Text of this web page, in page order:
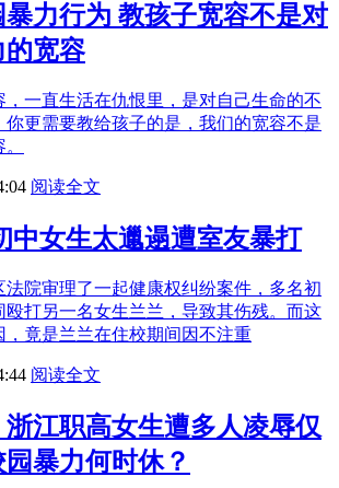
力行为 教孩子宽容不是对
的宽容
，一直生活在仇恨里，是对自己生命的不
你更需要教给孩子的是，我们的宽容不是
阅读全文
中女生太邋遢遭室友暴打
法院审理了一起健康权纠纷案件，多名初
殴打另一名女生兰兰，导致其伤残。而这
，竟是兰兰在住校期间因不注重
阅读全文
浙江职高女生遭多人凌辱仅
园暴力何时休？